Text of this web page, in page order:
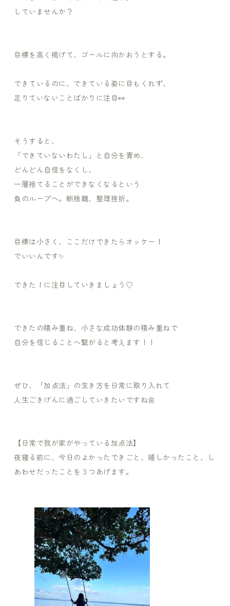
していませんか？
目標を高く掲げて、ゴールに向かおうとする。
できているのに、できている姿に目もくれず、
足りていないことばかりに注目👀
そうすると、
「できていないわたし」と自分を責め、
どんどん自信をなくし、
一層捨てることができなくなるという
負のループへ。断捨離、整理挫折。
目標は小さく、ここだけできたらオッケー！
でいいんです✨
できた！に注目していきましょう♡
できたの積み重ね、小さな成功体験の積み重ねで
自分を信じることへ繋がると考えます！！
ぜひ、「加点法」の生き方を日常に取り入れて
人生ごきげんに過ごしていきたいですね🌼
【日常で我が家がやっている加点法】
夜寝る前に、今日のよかったできごと、嬉しかったこと、し
あわせだったことを３つあげます。